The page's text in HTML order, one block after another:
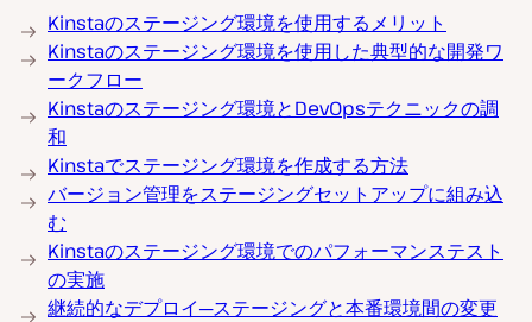
Kinstaのステージング環境を使用するメリット
Kinstaのステージング環境を使用した典型的な開発ワ
ークフロー
Kinstaのステージング環境とDevOpsテクニックの調
和
Kinstaでステージング環境を作成する方法
バージョン管理をステージングセットアップに組み込
む
Kinstaのステージング環境でのパフォーマンステスト
の実施
継続的なデプロイ─ステージングと本番環境間の変更